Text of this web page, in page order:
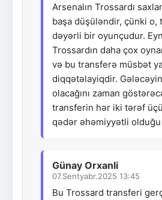
Arsenalın Trossardı
başa düşüləndir, çünki o,
dəyərli bir oyunçudur.
Trossardın daha çox
və bu transferə müsbət
diqqətəlayiqdir.
olacağını zaman
transferin hər iki tərəf
qədər əhəmiyyətli olduğu
Günay Orxanli
07.Sentyabr.2025 13:45
Bu Trossard transferi